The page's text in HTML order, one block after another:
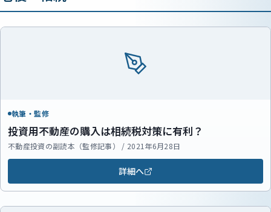
執筆・監修
投資用不動産の購入は相続税対策に有利？
不動産投資の副読本（監修記事） / 2021年6月28日
詳細へ